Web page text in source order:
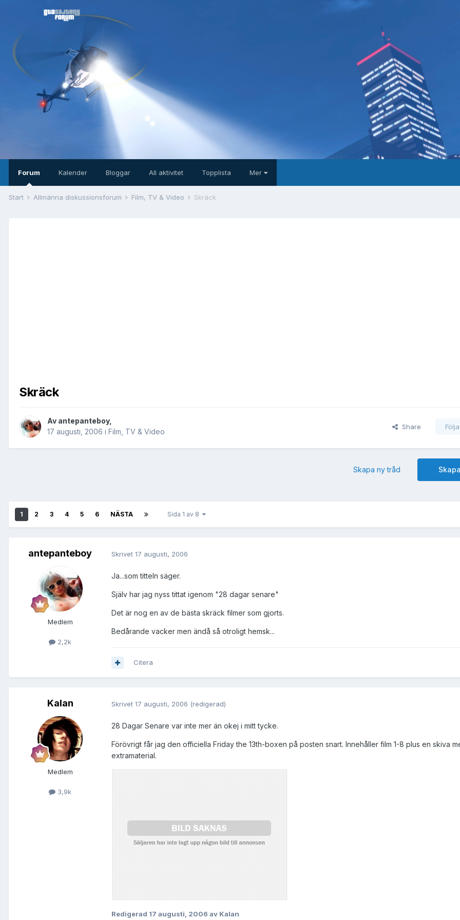
Forum Kalender Bloggar All aktivitet Topplista Mer
Start Allmänna diskussionsforum Film, TV & Video Skräck
Skräck
Av antepanteboy,
17 augusti, 2006 i Film, TV & Video
Share
Skapa ny tråd
1 2 3 4 5 6 NÄSTA Sida 1 av 8
antepanteboy
Medlem
2,2k
Skrivet 17 augusti, 2006
Ja...som titteln säger.
Själv har jag nyss tittat igenom "28 dagar senare"
Det är nog en av de bästa skräck filmer som gjorts.
Bedårande vacker men ändå så otroligt hemsk...
Citera
Kalan
Medlem
3,9k
Skrivet 17 augusti, 2006 (redigerad)
28 Dagar Senare var inte mer än okej i mitt tycke.
Förövrigt får jag den officiella Friday the 13th-boxen på posten snart. Innehåller film 1-8 plus en skiva
extramaterial.
Redigerad 17 augusti, 2006 av Kalan